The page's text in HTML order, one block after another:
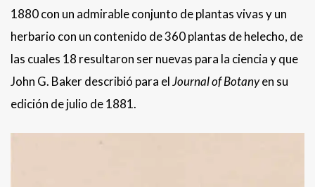
1880 con un admirable conjunto de plantas vivas y un
herbario con un contenido de 360 plantas de helecho, de
las cuales 18 resultaron ser nuevas para la ciencia y que
John G. Baker describió para elJournal of Botanyen su
edición de julio de 1881.